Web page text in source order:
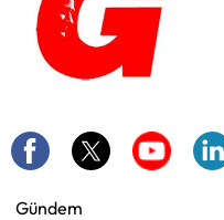
Gündem